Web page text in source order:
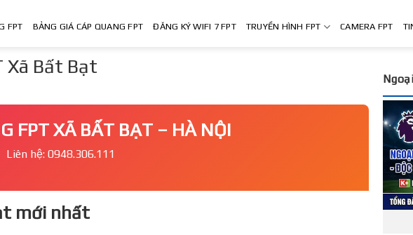
FPT BẢNG GIÁ CÁP QUANG FPT ĐĂNG KÝ WIFI 7 FPT TRUYỀN HÌNH FPT CAMERA FPT
Xã Bất Bạt
FPT XÃ BẤT BẠT – HÀ NỘI
Liên hệ: 0948.306.111
mới nhất